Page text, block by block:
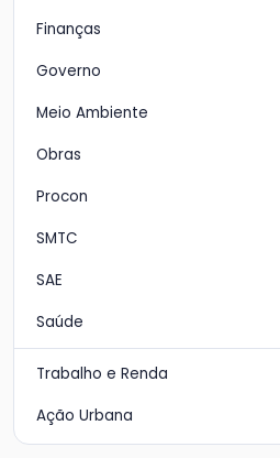
Finanças
Governo
Meio Ambiente
Obras
Procon
SMTC
SAE
Saúde
Trabalho e Renda
Ação Urbana